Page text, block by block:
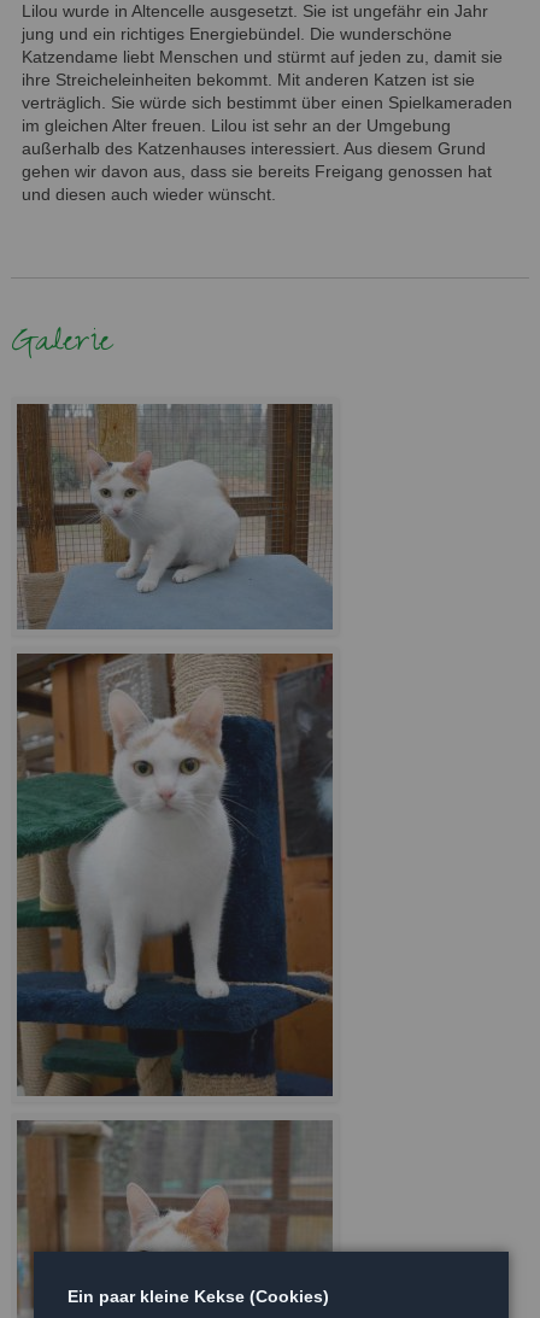
Lilou wurde in Altencelle ausgesetzt. Sie ist ungefähr ein Jahr
jung und ein richtiges Energiebündel. Die wunderschöne
Katzendame liebt Menschen und stürmt auf jeden zu, damit sie
ihre Streicheleinheiten bekommt. Mit anderen Katzen ist sie
verträglich. Sie würde sich bestimmt über einen Spielkameraden
im gleichen Alter freuen. Lilou ist sehr an der Umgebung
außerhalb des Katzenhauses interessiert. Aus diesem Grund
gehen wir davon aus, dass sie bereits Freigang genossen hat
und diesen auch wieder wünscht.
Galerie
Ein paar kleine Kekse (Cookies)